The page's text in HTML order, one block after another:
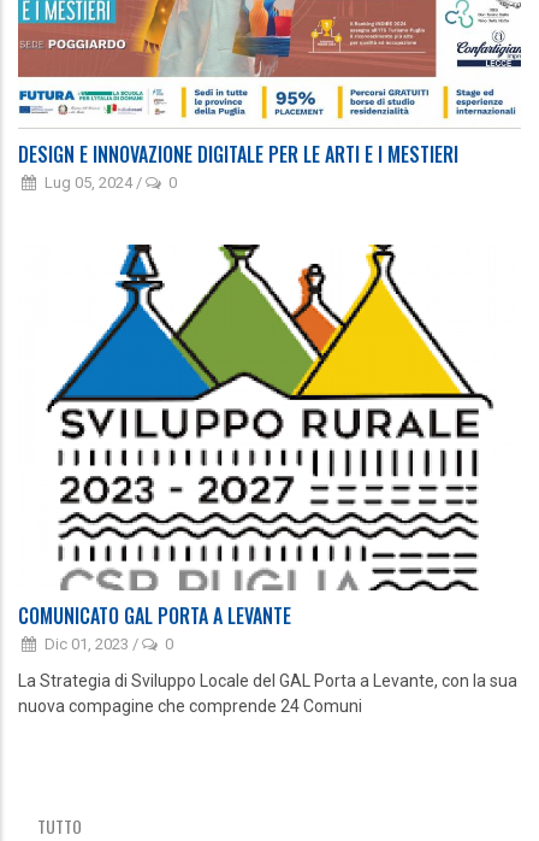
DESIGN E INNOVAZIONE DIGITALE PER LE ARTI E I MESTIERI
Lug 05, 2024 / 0
COMUNICATO GAL PORTA A LEVANTE
Dic 01, 2023 / 0
La Strategia di Sviluppo Locale del GAL Porta a Levante, con la sua
nuova compagine che comprende 24 Comuni
TUTTO